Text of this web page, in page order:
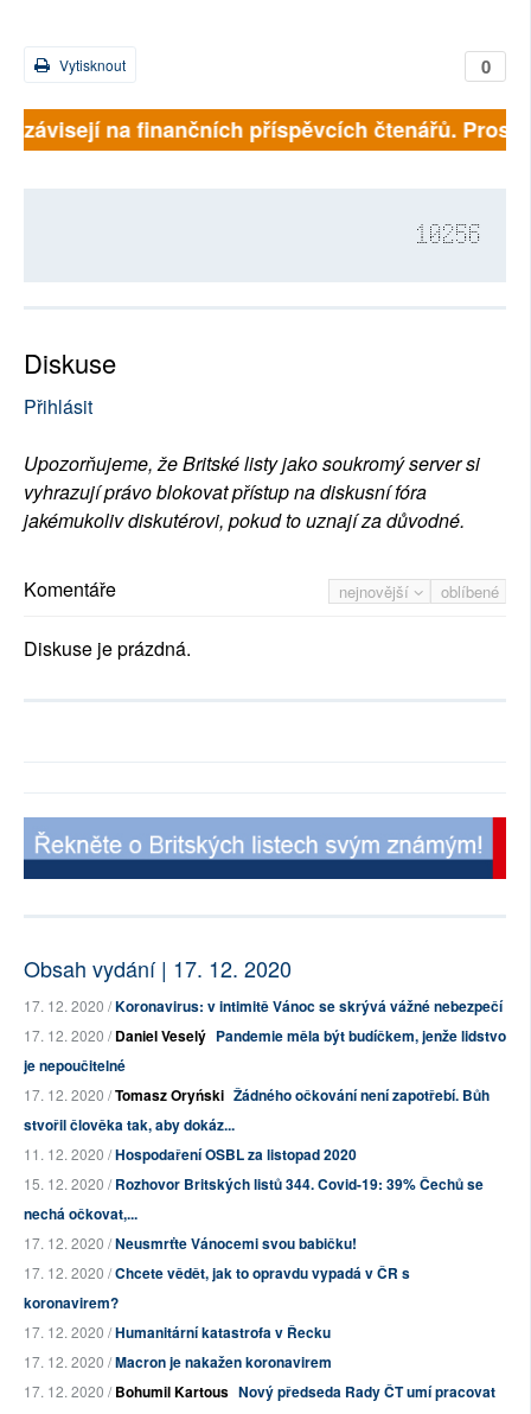
0
Vytisknout
závisejí na finančních příspěvcích čtenářů.
10256
Diskuse
Přihlásit
Upozorňujeme, že Britské listy jako soukromý server si
vyhrazují právo blokovat přístup na diskusní fóra
jakémukoliv diskutérovi, pokud to uznají za důvodné.
nejnovější oblíbené
Komentáře
Diskuse je prázdná.
Obsah vydání | 17. 12. 2020
17. 12. 2020 /Koronavirus: v intimitě Vánoc se skrývá vážné nebezpečí
17. 12. 2020 /Daniel Veselý Pandemie měla být budíčkem, jenže lidstvo
je nepoučitelné
17. 12. 2020 /Tomasz Oryński Žádného očkování není zapotřebí. Bůh
stvořil člověka tak, aby dokáz...
11. 12. 2020 /Hospodaření OSBL za listopad 2020
15. 12. 2020 /Rozhovor Britských listů 344. Covid-19: 39% Čechů se
nechá očkovat,...
17. 12. 2020 /Neusmrťte Vánocemi svou babičku!
17. 12. 2020 /Chcete vědět, jak to opravdu vypadá v ČR s
koronavirem?
17. 12. 2020 /Humanitární katastrofa v Řecku
17. 12. 2020 /Macron je nakažen koronavirem
17. 12. 2020 /Bohumil Kartous Nový předseda Rady ČT umí pracovat